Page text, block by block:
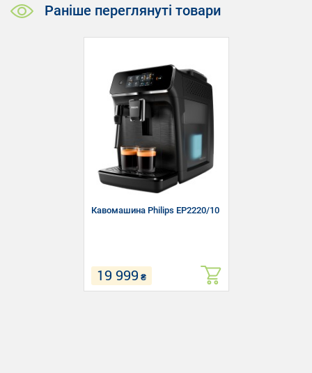
Раніше переглянуті товари
Кавомашина Philips EP2220/10
19 999 ₴